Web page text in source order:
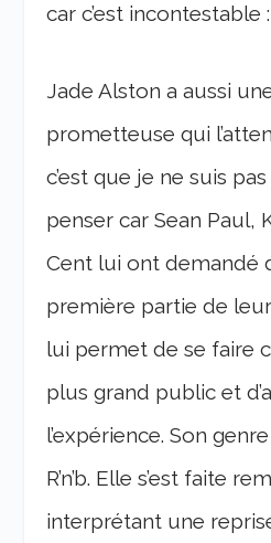
car c’est incontestable
Jade Alston a aussi
prometteuse qui
c’est que je ne suis
penser car Sean Paul,
Cent lui ont demandé
première partie de
lui permet de se faire
plus grand public et
l’expérience. Son
R’n’b. Elle s’est faite
interprétant une